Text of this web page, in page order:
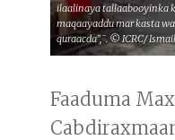
ilaalinaya tallaabooyinka
maqaayaddu mar kasta
quraacda",¨. © ICRC/
Faaduma